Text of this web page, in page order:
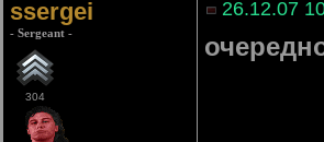
ssergei
- Sergeant -
304
26.12.07